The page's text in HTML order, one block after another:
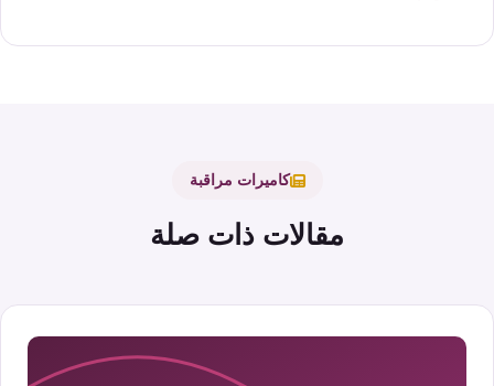
كاميرات مراقبة
مقالات ذات صلة